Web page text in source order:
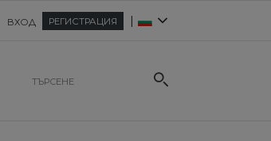
ВХОД РЕГИСТРАЦИЯ |